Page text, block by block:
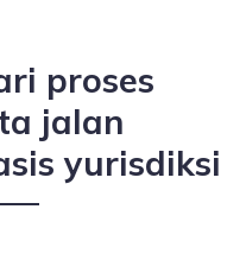
proses
jalan
yurisdiksi